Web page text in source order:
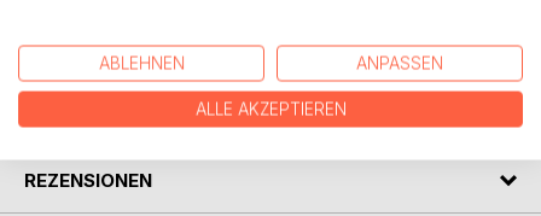
AUTOR/IN
REZENSIONEN
ABLEHNEN ANPASSEN
ALLE AKZEPTIEREN